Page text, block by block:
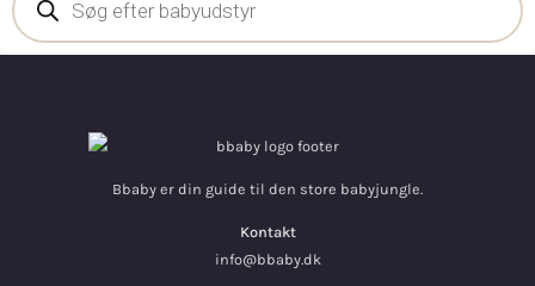
Bbaby er din guide til den store babyjungle.
Kontakt
info@bbaby.dk